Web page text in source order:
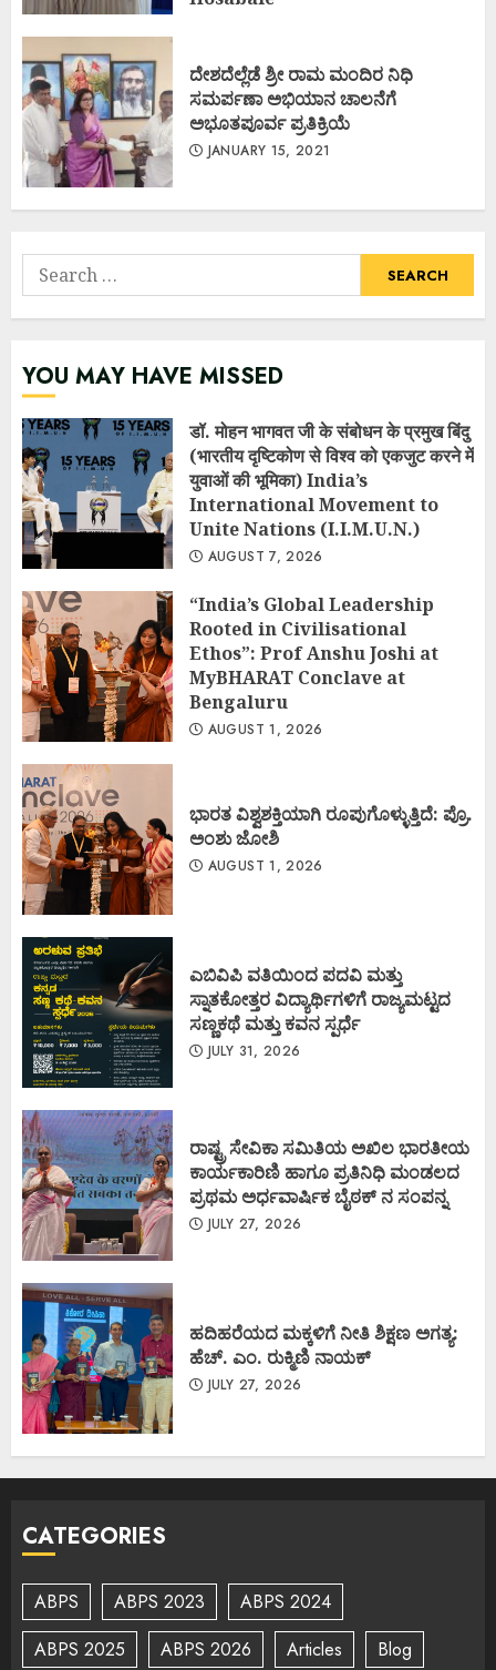
ದೇಶದೆಲ್ಲೆಡೆ ಶ್ರೀ ರಾಮ ಮಂದಿರ ನಿಧಿ
ಸಮರ್ಪಣಾ ಅಭಿಯಾನ ಚಾಲನೆಗೆ
ಅಭೂತಪೂರ್ವ ಪ್ರತಿಕ್ರಿಯೆ
JANUARY 15, 2021
Search
for:
YOU MAY HAVE MISSED
डॉ. मोहन भागवत जी के संबोधन के प्रमुख बिंदु
(भारतीय दृष्टिकोण से विश्व को एकजुट करने में
युवाओं की भूमिका) India’s
International Movement to
Unite Nations (I.I.M.U.N.)
AUGUST 7, 2026
“India’s Global Leadership
Rooted in Civilisational
Ethos”: Prof Anshu Joshi at
MyBHARAT Conclave at
Bengaluru
AUGUST 1, 2026
ಭಾರತ ವಿಶ್ವಶಕ್ತಿಯಾಗಿ ರೂಪುಗೊಳ್ಳುತ್ತಿದೆ: ಪ್ರೊ.
ಅಂಶು ಜೋಶಿ
AUGUST 1, 2026
ಎಬಿವಿಪಿ ವತಿಯಿಂದ ಪದವಿ ಮತ್ತು
ಸ್ನಾತಕೋತ್ತರ ವಿದ್ಯಾರ್ಥಿಗಳಿಗೆ ರಾಜ್ಯಮಟ್ಟದ
ಸಣ್ಣಕಥೆ ಮತ್ತು ಕವನ ಸ್ಪರ್ಧೆ
JULY 31, 2026
ರಾಷ್ಟ್ರ ಸೇವಿಕಾ ಸಮಿತಿಯ ಅಖಿಲ ಭಾರತೀಯ
ಕಾರ್ಯಕಾರಿಣಿ ಹಾಗೂ ಪ್ರತಿನಿಧಿ ಮಂಡಲದ
ಪ್ರಥಮ ಅರ್ಧವಾರ್ಷಿಕ ಬೈಠಕ್ ನ ಸಂಪನ್ನ
JULY 27, 2026
ಹದಿಹರೆಯದ ಮಕ್ಕಳಿಗೆ ನೀತಿ ಶಿಕ್ಷಣ ಅಗತ್ಯ:
ಹೆಚ್. ಎಂ. ರುಕ್ಮಿಣಿ ನಾಯಕ್
JULY 27, 2026
CATEGORIES
ABPS ABPS 2023
ABPS 2024
ABPS 2025
ABPS 2026 Articles
Blog